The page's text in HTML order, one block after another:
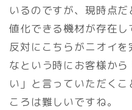
いるのですが、現時点
値化できる機材が存在し
反対にこちらがニオイ
なという時にお客様か
い」と言っていただく
ころは難しいですね。